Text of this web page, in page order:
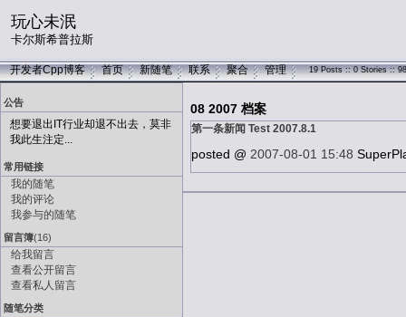
玩心未泯
卡尔斯希普拉斯
开发者Cpp博客 首页 新随笔 联系 聚合 管理 19 Posts :: 0 Stories ::
公告
想要退出IT行业却退不出去，莫非
我此生注定...
常用链接
我的随笔
我的评论
我参与的随笔
留言簿(16)
给我留言
查看公开留言
查看私人留言
随笔分类
08 2007 档案
第一条新闻 Test 2007.8.1
posted @ 2007-08-01 15:48